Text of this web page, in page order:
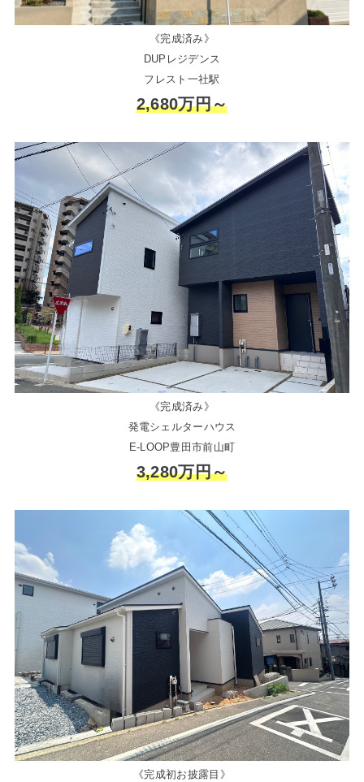
《完成済み》
DUPレジデンス
フレスト一社駅
2,680万円～
《完成済み》
発電シェルターハウス
E-LOOP豊田市前山町
3,280万円～
《完成初お披露目》